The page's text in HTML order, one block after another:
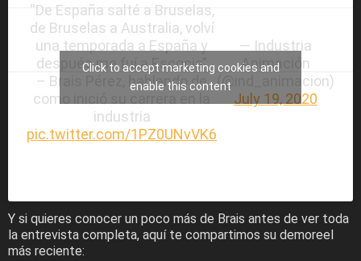
“De España salté a Bruselas,
de Bruselas a Australia, volví
una temporada a España y
después me fuí a Escocia”
– Brais Pérez, hablando de
como inició su carrera en la
industria
pic.twitter.com/1PZ0UNvVK6
— Industria
Animación
(@ind_animacion)
July 19, 2020
Click to accept marketing cookies and
enable this content
Y si quieres conocer un poco más de Brais antes de ver toda
la entrevista completa, aquí te compartimos su demoreel
más reciente: